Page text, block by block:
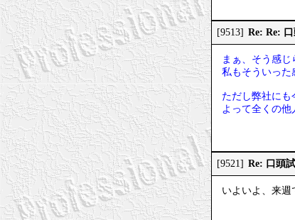
[9513] Re: Re:
まぁ、そう感じ
私もそういった
ただし弊社にも
よって全くの他
[9521] Re: 口頭
いよいよ、来週